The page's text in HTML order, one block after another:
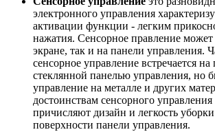
электронного управления
активации функции - легким
нажатия. Сенсорное правление может
экране, так и на панели управления.
сенсорное управление встречается
стеклянной панелью управления, но
управление на металле и других
достоинствам сенсорного
причисляют дизайн и легкость
поверхности панели управления.